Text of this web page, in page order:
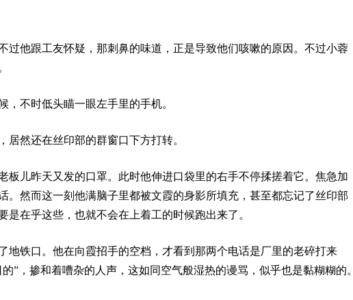
过他跟工友怀疑，那刺鼻的味道，正是导致他们咳嗽的原因。不过小蓉
，不时低头瞄一眼左手里的手机。
居然还在丝印部的群窗口下方打转。
板儿昨天又发的口罩。此时他伸进口袋里的右手不停揉搓着它。焦急加
。然而这一刻他满脑子里都被文霞的身影所填充，甚至都忘记了丝印部
是在乎这些，也就不会在上着工的时候跑出来了。
地铁口。他在向霞招手的空档，才看到那两个电话是厂里的老碎打来
”，掺和着嘈杂的人声，这如同空气般湿热的谩骂，似乎也是黏糊糊的。